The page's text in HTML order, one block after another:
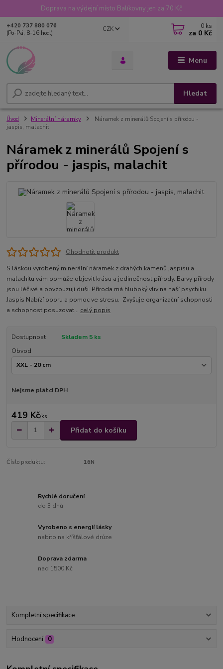
Doprava na výdejní místo Balíkovny jen za 70 Kč
Menu
CZK
Hledat
+420 737 880 076
(Po-Pá, 8-16 hod.)
0 ks
za 0 Kč
Úvod Minerální náramky
Náramek z minerálů Spojení s přírodou -
jaspis, malachit
Náramek z minerálů Spojení s
přírodou - jaspis, malachit
Ohodnotit produkt
S láskou vyrobený minerální náramek z drahých kamenů jaspisu a
malachitu vám pomůže objevit krásu a jedinečnost přírody. Barvy přírody
jsou léčivé a povzbuzují duši. Příroda má hluboký vliv na naší psychiku.
Jaspis Nabízí oporu a pomoc ve stresu. Zvyšuje organizační schopnosti
a schopnost posuzovat... celý popis
Dostupnost
Skladem 5 ks
Obvod
Nejsme plátci DPH
419 Kč/ks
Přidat do košíku
Číslo produktu: 16N
Rychlé doručení
do 3 dnů
Vyrobeno s energií lásky
nabito na kříšťálové drúze
Doprava zdarma
nad 1500 Kč
Kompletní specifikace
Hodnocení 0